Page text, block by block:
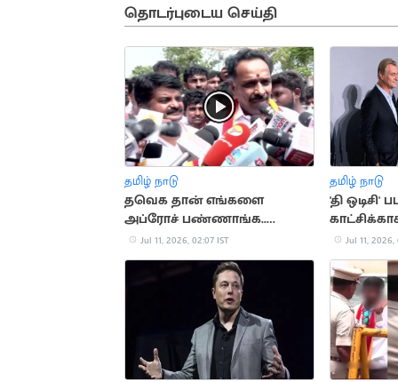
தொடர்புடைய செய்தி
தமிழ் நாடு
தவெக தான் எங்களை
அப்ரோச் பண்ணாங்க..
M.R.விஜயபாஸ்கர் பரபரப்பு
பேட்டி
Jul 11, 2026, 02:07 IST
தமிழ் நாடு
'தி ஒடிசி'
நோலன்
Jul 11, 2026,